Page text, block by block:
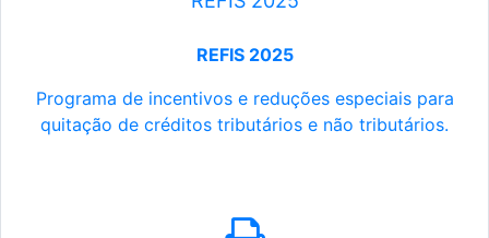
REFIS 2025
Programa de incentivos e reduções especiais para
quitação de créditos tributários e não tributários.